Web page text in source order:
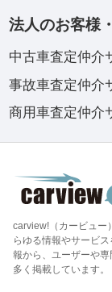
法人のお客様
中古車査定仲介
事故車査定仲介
商用車査定仲介
carview!（カービュー
らゆる情報やサービ
報から、ユーザーや
多く掲載しています。